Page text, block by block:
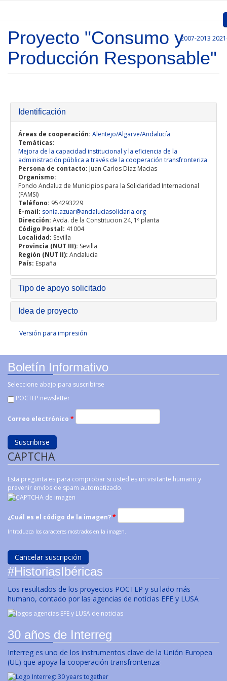
Inicio
Proyectos Aprobados
Comunicación
Documentos
Gestión de Proyectos
Enlaces
2007-2013
Proyecto "Consumo y
Producción Responsable"
Identificación
Áreas de cooperación: Alentejo/Algarve/Andalucía
Temáticas:
Mejora de la capacidad institucional y la eficiencia de la
administración pública a través de la cooperación transfronteriza
Persona de contacto: Juan Carlos Diaz Macias
Organismo:
Fondo Andaluz de Municipios para la Solidaridad Internacional
(FAMSI)
Teléfono: 954293229
E-mail: sonia.azuar@andaluciasolidaria.org
Dirección: Avda. de la Constitucion 24, 1º planta
Código Postal: 41004
Localidad: Sevilla
Provincia (NUT III): Sevilla
Región (NUT II): Andalucia
País: España
Tipo de apoyo solicitado
Idea de proyecto
Versión para impresión
Boletín Informativo
Seleccione abajo para suscribirse
POCTEP newsletter
Correo electrónico *
CAPTCHA
Esta pregunta es para comprobar si usted es un visitante humano y
prevenir envíos de spam automatizado.
¿Cuál es el código de la imagen?*
Introduzca los caracteres mostrados en la imagen.
#HistoriasIbéricas
Los resultados de los proyectos POCTEP y su lado más
humano, contado por las agencias de noticias EFE y LUSA
30 años de Interreg
Interreg es uno de los instrumentos clave de la Unión Europea
(UE) que apoya la cooperación transfronteriza: